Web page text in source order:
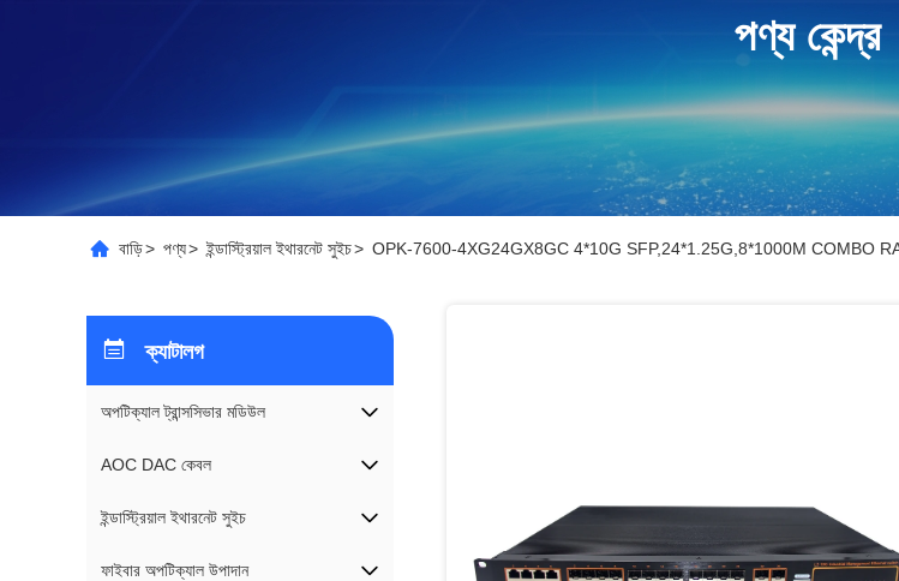
পণ্য কেন্দ্র
বাড়ি> পণ্য> ইন্ডাস্ট্রিয়াল ইথারনেট সুইচ> OPK-7600-4XG24GX8GC 4*10G SFP,24*1.25G,8*1000M COMBO RACK
ক্যাটালগ
অপটিক্যাল ট্রান্সসিভার মডিউল
AOC DAC কেবল
ইন্ডাস্ট্রিয়াল ইথারনেট সুইচ
ফাইবার অপটিক্যাল উপাদান